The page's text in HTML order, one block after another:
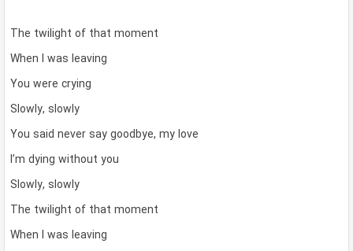
The twilight of that moment
When I was leaving
You were crying
Slowly, slowly
You said never say goodbye, my love
I’m dying without you
Slowly, slowly
The twilight of that moment
When I was leaving